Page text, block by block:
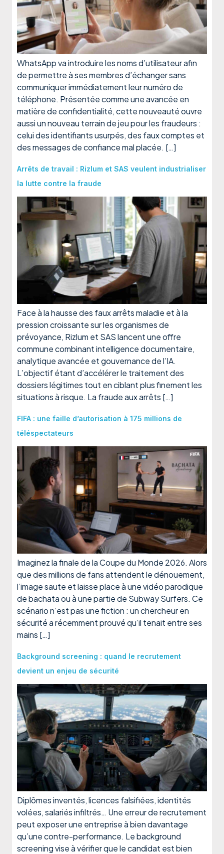
WhatsApp va introduire les noms d’utilisateur afin
de permettre à ses membres d’échanger sans
communiquer immédiatement leur numéro de
téléphone. Présentée comme une avancée en
matière de confidentialité, cette nouveauté ouvre
aussi un nouveau terrain de jeu pour les fraudeurs :
celui des identifiants usurpés, des faux comptes et
des messages de confiance mal placée. […]
Arrêts de travail : Rizlum et SAS veulent industrialiser
la lutte contre la fraude
Face à la hausse des faux arrêts maladie et à la
pression croissante sur les organismes de
prévoyance, Rizlum et SAS lancent une offre
commune combinant intelligence documentaire,
analytique avancée et gouvernance de l’IA.
L’objectif étant d’accélérer le traitement des
dossiers légitimes tout en ciblant plus finement les
situations à risque. La fraude aux arrêts […]
FIFA : une faille d’autorisation à 175 millions de
téléspectateurs
Imaginez la finale de la Coupe du Monde 2026. Alors
que des millions de fans attendent le dénouement,
l’image saute et laisse place à une vidéo parodique
de bachata ou à une partie de Subway Surfers. Ce
scénario n’est pas une fiction : un chercheur en
sécurité a récemment prouvé qu’il tenait entre ses
mains […]
Background screening : quand le recrutement
devient un enjeu de sécurité
Diplômes inventés, licences falsifiées, identités
volées, salariés infiltrés… Une erreur de recrutement
peut exposer une entreprise à bien davantage
qu’une contre-performance. Le background
screening vise à vérifier que le candidat est bien